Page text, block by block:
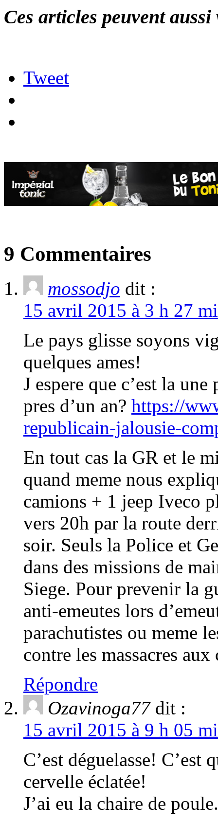
Ces articles peuvent
Tweet
9 Commentaires
mossodjo dit :
15 avril 2015 à 3 h 27
Le pays glisse soyons
quelques ames!
J espere que c’est la
pres d’un an? https://
republicain-jalousie-
En tout cas la GR et le
quand meme nous
camions + 1 jeep Iveco
vers 20h par la route
soir. Seuls la Police et
dans des missions de
Siege. Pour prevenir la
anti-emeutes lors
parachutistes ou meme
contre les massacres
Répondre
Ozavinoga77 dit :
15 avril 2015 à 9 h 05
C’est déguelasse! C’est
cervelle éclatée!
J’ai eu la chaire de poule.